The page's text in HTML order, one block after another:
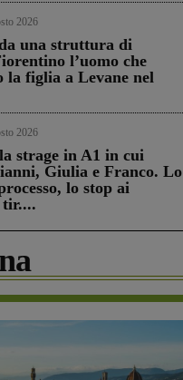
2026
una struttura di
l’uomo che
la figlia a Levane nel
2026
strage in A1 in cui
Giulia e Franco. Lo
lo stop ai
tir....